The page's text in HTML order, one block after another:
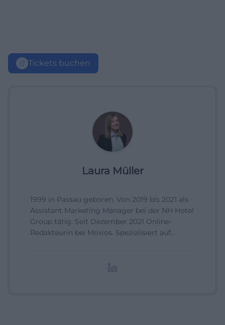
Tickets buchen
Laura Müller
1999 in Passau geboren. Von 2019 bis 2021 als
Assistant Marketing Manager bei der NH Hotel
Group tätig. Seit Dezember 2021 Online-
Redakteurin bei Moxios. Spezialisiert auf